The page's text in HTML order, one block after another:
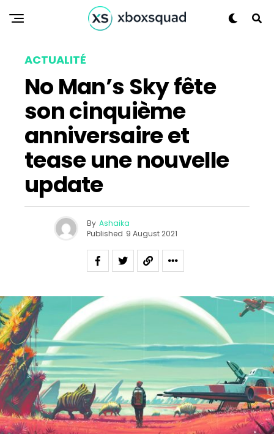
ACTUALITÉ
No Man’s Sky fête
son cinquième
anniversaire et
tease une nouvelle
update
By Ashaika
Published 9 August 2021
Reddit
Pinterest
Whatsapp
Email